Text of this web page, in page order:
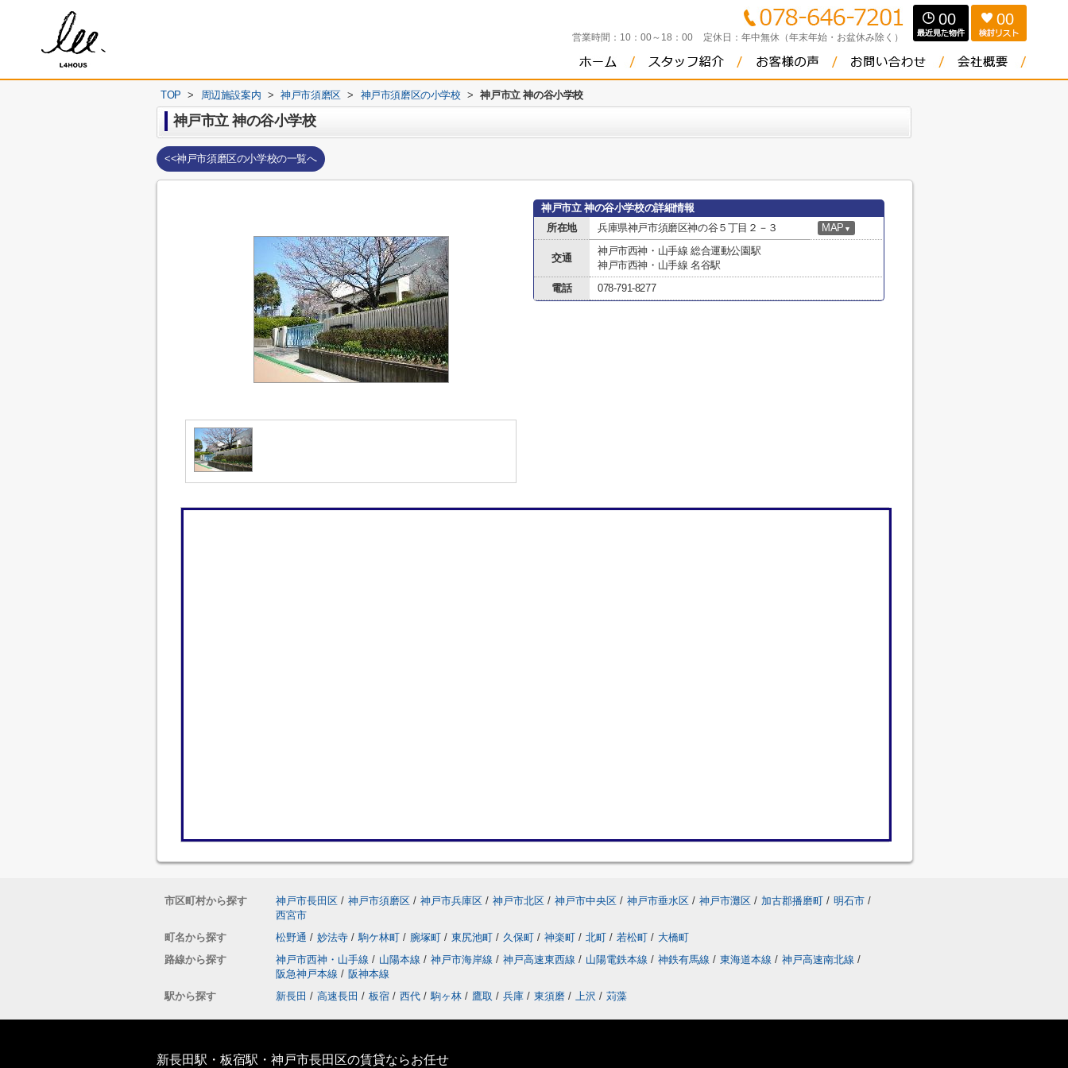
営業時間： 10：00～18：00 定休日： 年中無休（年末年始・お盆休み除く）
00 00
TOP > 周辺施設案内 > 神戸市須磨区 > 神戸市須磨区の小学校 > 神戸市立 神の谷小学校
神戸市立 神の谷小学校
<<神戸市須磨区の小学校の一覧へ
神戸市立 神の谷小学校の詳細情報
所在地
兵庫県神戸市須磨区神の谷５丁目２－３ MAP ▼
交通
神戸市西神・山手線 総合運動公園駅
神戸市西神・山手線 名谷駅
電話
078-791-8277
市区町村から探す 神戸市長田区 / 神戸市須磨区 / 神戸市兵庫区 / 神戸市北区 / 神戸市中央区 / 神戸市垂水区 / 神戸市灘区 / 加古郡播磨町 / 明石市 /
西宮市
町名から探す
松野通 / 妙法寺 / 駒ケ林町 / 腕塚町 / 東尻池町 / 久保町 / 神楽町 / 北町 / 若松町 / 大橋町
路線から探す
神戸市西神・山手線 / 山陽本線 / 神戸市海岸線 / 神戸高速東西線 / 山陽電鉄本線 / 神鉄有馬線 / 東海道本線 / 神戸高速南北線 /
阪急神戸本線 / 阪神本線
駅から探す
新長田 / 高速長田 / 板宿 / 西代 / 駒ヶ林 / 鷹取 / 兵庫 / 東須磨 / 上沢 / 苅藻
新長田駅・板宿駅・神戸市長田区の賃貸ならお任せ